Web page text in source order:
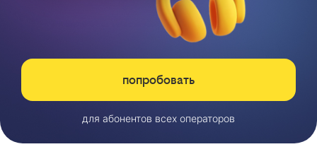
попробовать
для абонентов всех операторов